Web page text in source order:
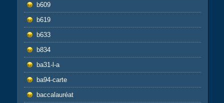
b609
b619
b633
b834
ba31-l-a
ba94-carte
baccalauréat